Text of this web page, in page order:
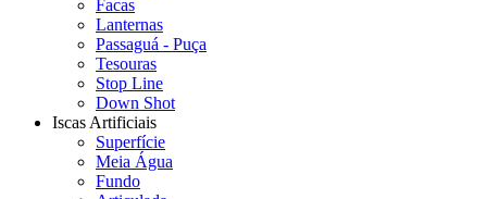
Facas
Lanternas
Passaguá - Puça
Tesouras
Stop Line
Down Shot
Iscas Artificiais
Superfície
Meia Água
Fundo